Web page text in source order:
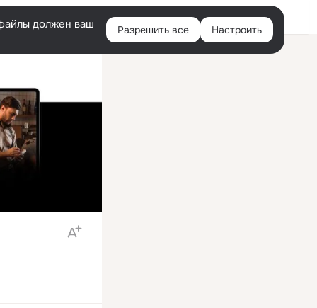
Войти
должен ваш Разрешить все Настроить